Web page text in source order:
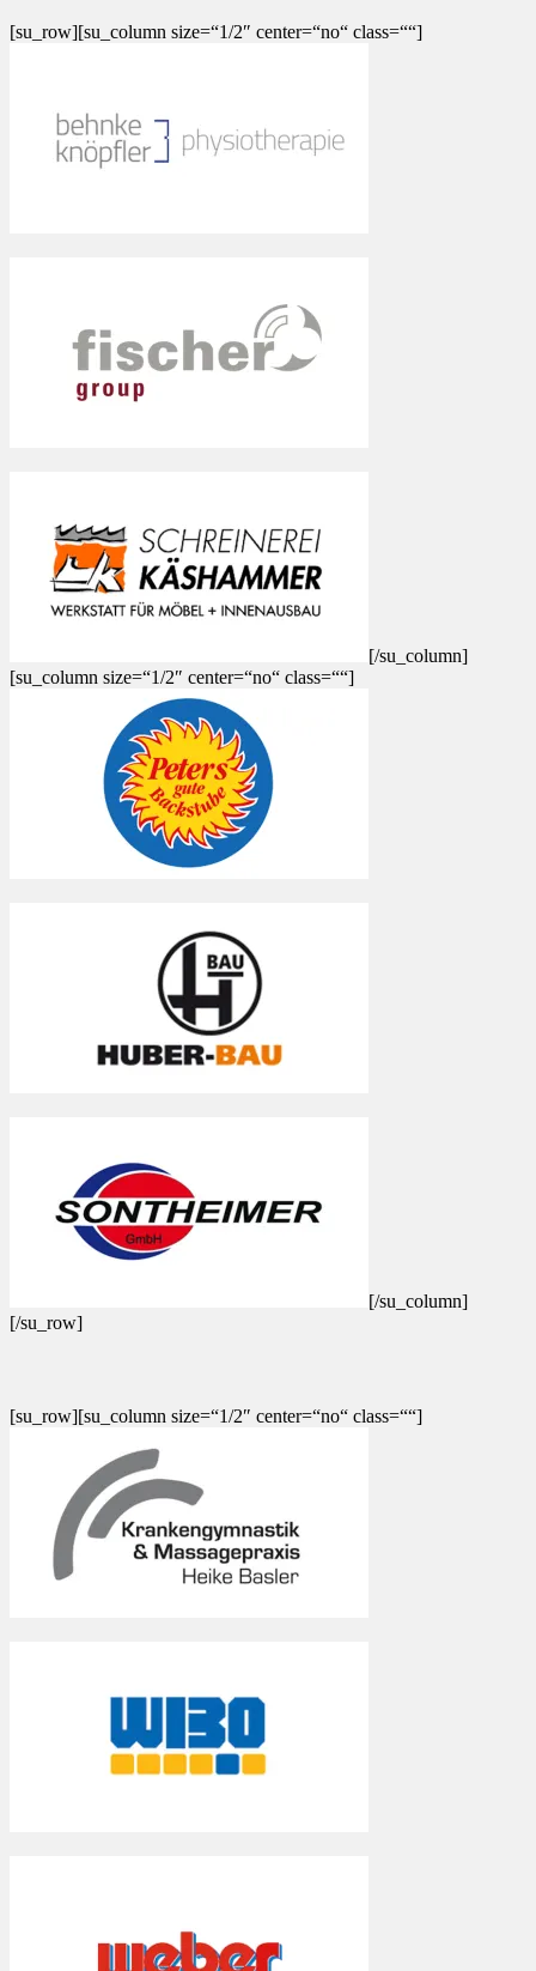
[su_row][su_column size=“1/2″ center=“no“ class=““]
[/su_column]
[su_column size=“1/2″ center=“no“ class=““]
[/su_column]
[/su_row]
[su_row][su_column size=“1/2″ center=“no“ class=““]